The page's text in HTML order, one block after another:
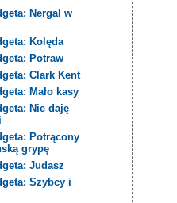
Nergal w
Kolęda
Potraw
Clark Kent
Mało kasy
Nie daję
Potrącony
grypę
Judasz
Szybcy i